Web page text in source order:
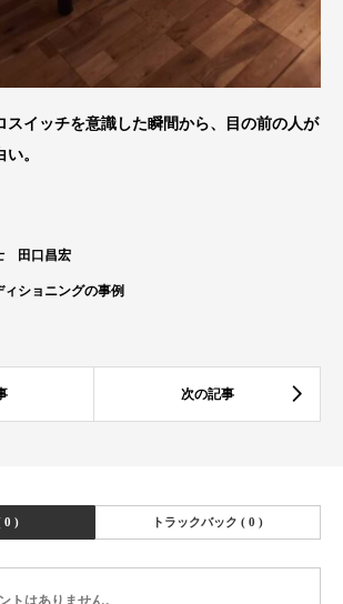
スイッチを意識した瞬間から、目の前の人が
。
田口昌宏
ィショニングの事例
0 ) トラックバック ( 0 )
トはありません。